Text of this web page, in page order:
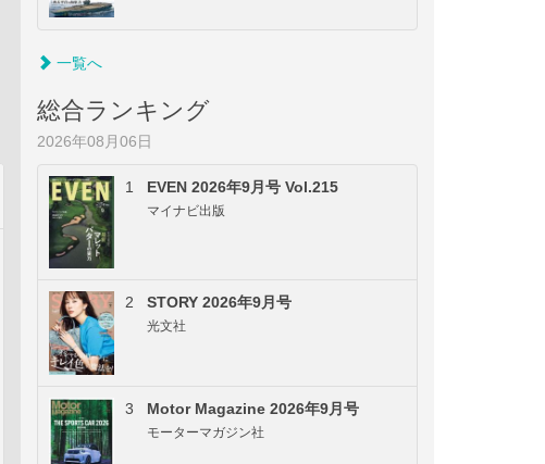
一覧へ
総合ランキング
2026年08月06日
1 EVEN 2026年9月号 Vol.215
マイナビ出版
2 STORY 2026年9月号
光文社
3 Motor Magazine 2026年9月号
モーターマガジン社